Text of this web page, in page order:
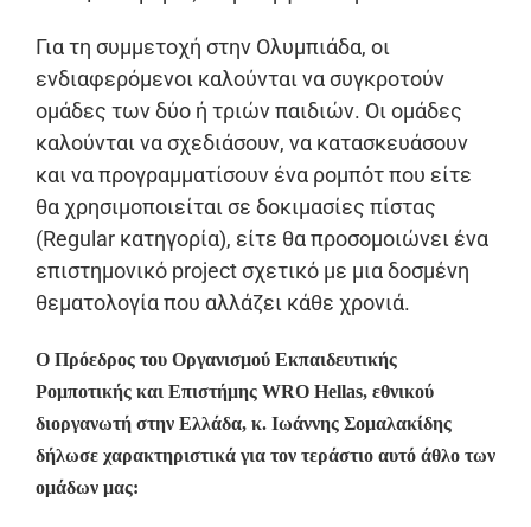
Για τη συμμετοχή στην Ολυμπιάδα, οι
ενδιαφερόμενοι καλούνται να συγκροτούν
ομάδες των δύο ή τριών παιδιών. Οι ομάδες
καλούνται να σχεδιάσουν, να κατασκευάσουν
και να προγραμματίσουν ένα ρομπότ που είτε
θα χρησιμοποιείται σε δοκιμασίες πίστας
(Regular κατηγορία), είτε θα προσομοιώνει ένα
επιστημονικό project σχετικό με μια δοσμένη
θεματολογία που αλλάζει κάθε χρονιά.
Ο Πρόεδρος του Οργανισμού Εκπαιδευτικής
Ρομποτικής και Επιστήμης WRO Hellas, εθνικού
διοργανωτή στην Ελλάδα, κ. Ιωάννης Σομαλακίδης
δήλωσε χαρακτηριστικά για τον τεράστιο αυτό άθλο των
ομάδων μας: